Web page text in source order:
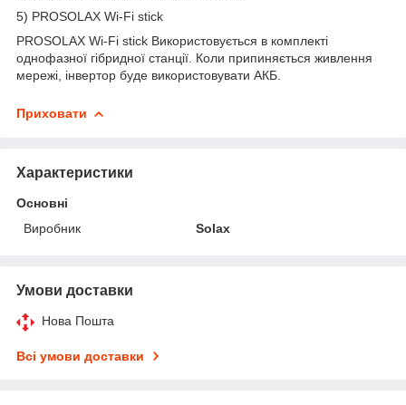
5) PROSOLAX Wi-Fi stick
PROSOLAX Wi-Fi stick Використовується в комплекті
однофазної гібридної станції. Коли припиняється живлення
мережі, інвертор буде використовувати АКБ.
Приховати
Характеристики
Основні
Виробник
Solax
Умови доставки
Нова Пошта
Всі умови доставки